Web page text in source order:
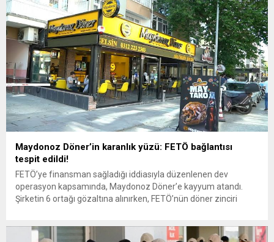
X (Twitter) platformunda CHP’lileri sokağa davet eden bazı...
Maydonoz Döner’in karanlık yüzü: FETÖ bağlantısı
tespit edildi!
FETÖ’ye finansman sağladığı iddiasıyla düzenlenen dev
operasyon kapsamında, Maydonoz Döner’e kayyum atandı.
Şirketin 6 ortağı gözaltına alınırken, FETÖ’nün döner zinciri
yönelik 31 ilde “Kıskaç-40” operasyonunun düzenlendiğini